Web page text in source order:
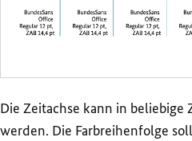
Die Zeitachse kann in
werden. Die Farbreihenfolge